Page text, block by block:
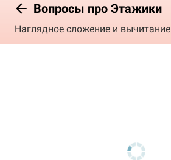
Вопросы про Этажики
Наглядное сложение и вычитание